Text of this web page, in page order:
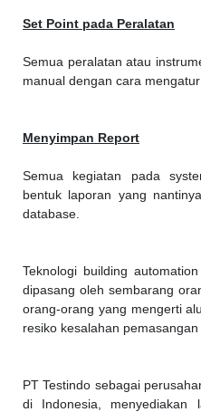
Set Point pada Peralatan
Semua peralatan atau
manual dengan cara
Menyimpan Report
Semua kegiatan pada
bentuk laporan yang
database.
Teknologi building
dipasang oleh sembarang
orang-orang yang mengerti
resiko kesalahan
PT Testindo sebagai
di Indonesia, menyediakan